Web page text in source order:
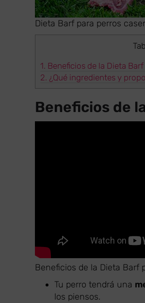
Dieta Barf para perros
1. Beneficios de la Dieta
2. ¿Qué ingredientes y
Beneficios de
Beneficios de la Dieta Barf
Tu perro tendrá una
los piensos.